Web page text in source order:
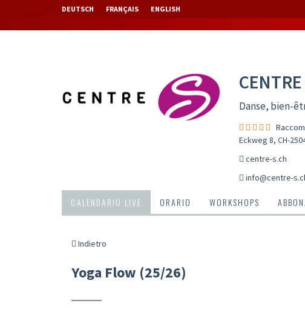
DEUTSCH FRANÇAIS ENGLISH
Danse, bien-
Eckweg 8, CH-
centre-s.ch
info@centre-
CALENDARIO LIVE ORARIO WORKSHOPS
Indietro
Yoga Flow (25/26)